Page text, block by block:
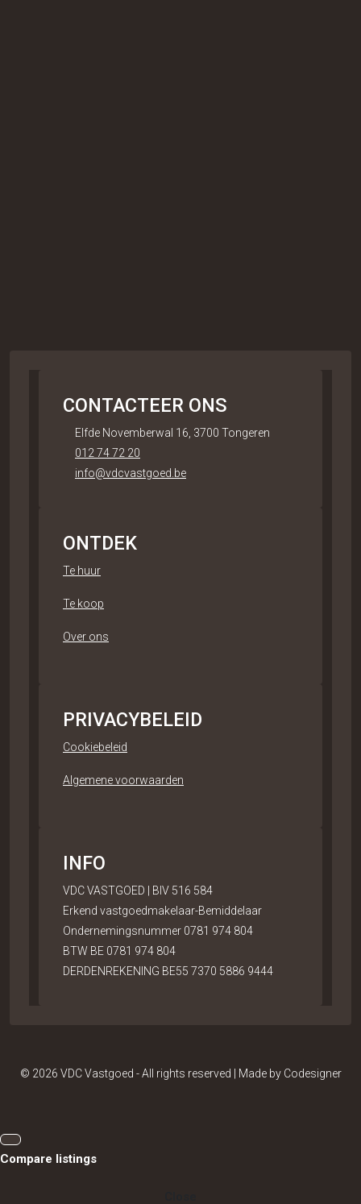
CONTACTEER ONS
Elfde Novemberwal 16, 3700 Tongeren
012 74 72 20
info@vdcvastgoed.be
ONTDEK
Te huur
Te koop
Over ons
PRIVACYBELEID
Cookiebeleid
Algemene voorwaarden
INFO
VDC VASTGOED | BIV 516 584
Erkend vastgoedmakelaar-Bemiddelaar
Ondernemingsnummer 0781 974 804
BTW BE 0781 974 804
DERDENREKENING BE55 7370 5886 9444
© 2026 VDC Vastgoed - All rights reserved | Made by Codesigner
Compare listings